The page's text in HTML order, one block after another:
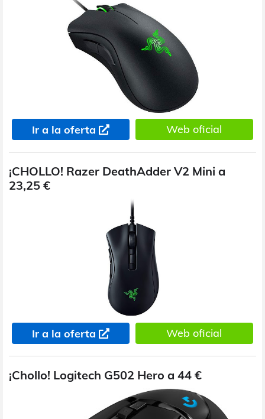
Ir a la oferta Web oficial
¡CHOLLO! Razer DeathAdder V2 Mini a
23,25 €
Ir a la oferta Web oficial
¡Chollo! Logitech G502 Hero a 44 €